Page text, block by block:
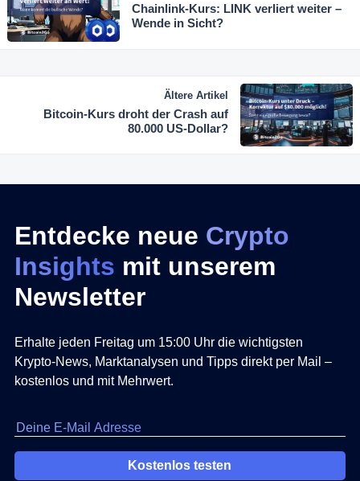
Chainlink-Kurs: LINK verliert weiter –
Wende in Sicht?
Ältere Artikel
Bitcoin-Kurs droht der Crash auf
80.000 US-Dollar?
Entdecke neue Crypto
Insights mit unserem
Newsletter
Erhalte jeden Freitag um 15:00 Uhr die wichtigsten
Krypto-News, Marktanalysen und Tipps direkt per Mail –
kostenlos und mit Mehrwert.
Kostenlos testen